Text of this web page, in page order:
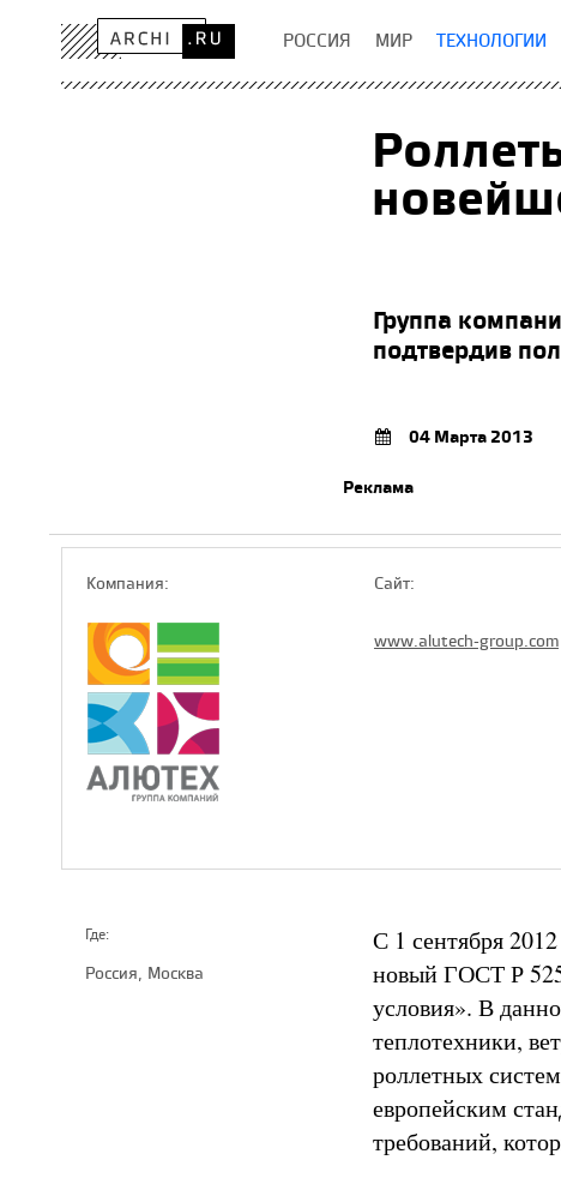
РОССИЯ МИР ТЕХНОЛОГИИ
Группа
подтвердив
04 Марта 2013
Реклама
Компaния: Сайт:
www.alutech-group.com
Где:
Россия, Москва
С 1 сентября
новый ГОСТ Р
условия». В
теплотехники,
роллетных
европейским
требований,